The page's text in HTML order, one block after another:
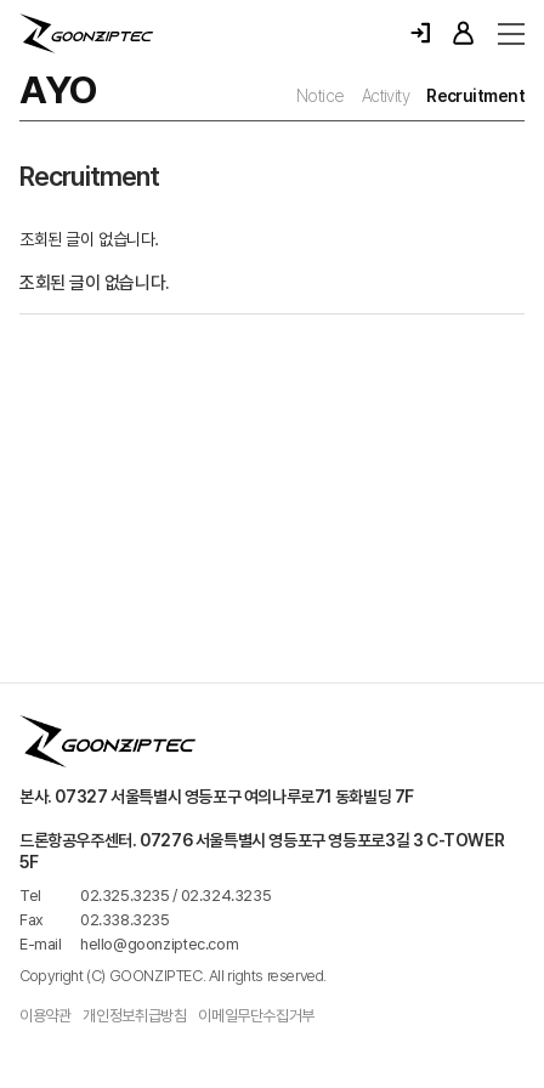
AYO Notice Activity Recruitment
Recruitment
조회된 글이 없습니다.
조회된 글이 없습니다.
본사. 07327 서울특별시 영등포구 여의나루로71 동화빌딩 7F
드론항공우주센터. 07276 서울특별시 영등포구 영등포로3길 3 C-TOWER
5F
Tel
02.325.3235 / 02.324.3235
Fax
02.338.3235
E-mail
hello@goonziptec.com
Copyright (C) GOONZIPTEC. All rights reserved.
이용약관 개인정보취급방침 이메일무단수집거부